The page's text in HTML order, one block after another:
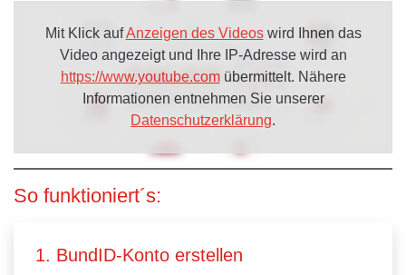
Mit Klick aufAnzeigen des Videoswird Ihnen das
Video angezeigt und Ihre IP-Adresse wird an
https://www.youtube.comübermittelt. Nähere
Informationen entnehmen Sie unserer
Datenschutzerklärung.
So funktioniert´s:
1. BundID-Konto erstellen